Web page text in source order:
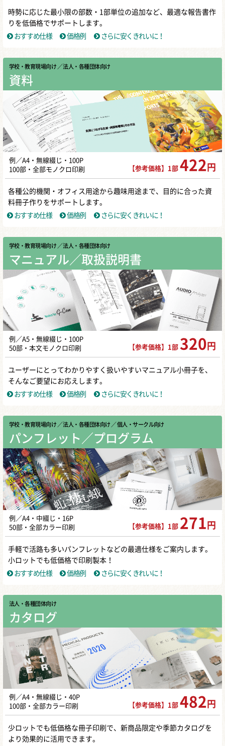
時勢に応じた最小限の部数・1部単位の追加など、最適な報告書作
りを低価格でサポートします。
おすすめ仕様
価格例 さらに安くきれいに！
学校・教育現場向け ／ 法人・各種団体向け
資料
例／A4・無線綴じ・100P
100部・全部モノクロ印刷
【参考価格】1部 422 円
各種公的機関・オフィス用途から趣味用途まで、目的に合った資
料冊子作りをサポートします。
おすすめ仕様
価格例 さらに安くきれいに！
学校・教育現場向け ／ 法人・各種団体向け
マニュアル／取扱説明書
例／A5・無線綴じ・100P
50部・本文モノクロ印刷
【参考価格】1部 320 円
ユーザーにとってわかりやすく扱いやすいマニュアル小冊子を、
そんなご要望にお応えします。
おすすめ仕様
価格例 さらに安くきれいに！
学校・教育現場向け ／ 法人・各種団体向け ／ 個人・サークル向け
パンフレット／プログラム
例／A4・中綴じ・16P
50部・全部カラー印刷
【参考価格】1部 271 円
手軽で活路も多いパンフレットなどの最適仕様をご案内します。
小ロットでも低価格で印刷製本！
おすすめ仕様
価格例 さらに安くきれいに！
法人・各種団体向け
カタログ
例／A4・無線綴じ・40P
100部・全部カラー印刷
【参考価格】1部 482 円
少ロットでも低価格な冊子印刷で、新商品限定や季節カタログを
より効果的に活用できます。